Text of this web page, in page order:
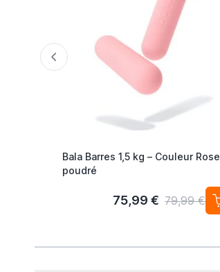
Bala Barres 1,5 kg – Couleur Rose
poudré
75,99 € 79,99 €